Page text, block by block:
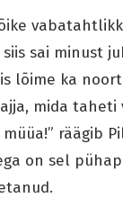
sai minust
lõime ka
mida taheti
räägib
on sel